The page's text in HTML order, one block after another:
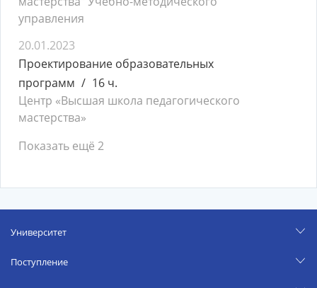
управления
20.01.2023
Проектирование образовательных
программ
16 ч.
Центр «Высшая школа педагогического
мастерства»
Показать ещё 2
Университет
Поступление